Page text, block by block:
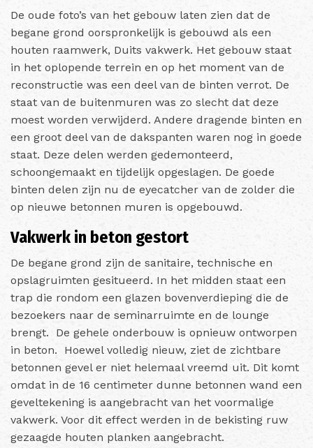
De oude foto’s van het gebouw laten zien dat de
begane grond oorspronkelijk is gebouwd als een
houten raamwerk, Duits vakwerk. Het gebouw staat
in het oplopende terrein en op het moment van de
reconstructie was een deel van de binten verrot. De
staat van de buitenmuren was zo slecht dat deze
moest worden verwijderd. Andere dragende binten en
een groot deel van de dakspanten waren nog in goede
staat. Deze delen werden gedemonteerd,
schoongemaakt en tijdelijk opgeslagen. De goede
binten delen zijn nu de eyecatcher van de zolder die
op nieuwe betonnen muren is opgebouwd.
Vakwerk in beton gestort
De begane grond zijn de sanitaire, technische en
opslagruimten gesitueerd. In het midden staat een
trap die rondom een glazen bovenverdieping die de
bezoekers naar de seminarruimte en de lounge
brengt. De gehele onderbouw is opnieuw ontworpen
in beton. Hoewel volledig nieuw, ziet de zichtbare
betonnen gevel er niet helemaal vreemd uit. Dit komt
omdat in de 16 centimeter dunne betonnen wand een
geveltekening is aangebracht van het voormalige
vakwerk. Voor dit effect werden in de bekisting ruw
gezaagde houten planken aangebracht.